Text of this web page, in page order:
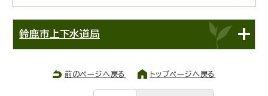
鈴鹿市上下水道局
前のページへ戻る トップページへ戻る